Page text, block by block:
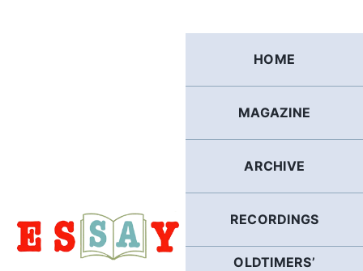
HOME
MAGAZINE
ARCHIVE
RECORDINGS
OLDTIMERS’